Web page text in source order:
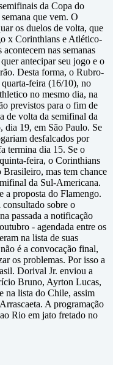
da Copa do
que vem. O
os duelos de volta, que
x Corinthians e Atlético-
nas semanas
antecipar seu jogo e o
Desta forma, o Rubro-
feira (16/10), no
no mesmo dia, na
previstos para o fim de
de volta da semifinal da
dia 19, em São Paulo. Se
desfalcados por
termina dia 15. Se o
feira, o Corinthians
mas tem chance
da Sul-Americana.
a proposta do Flamengo.
sobre o
passada a notificação
- agendada entre os
na lista de suas
é a convocação final,
os problemas. Por isso a
Dorival Jr. enviou a
Bruno, Ayrton Lucas,
na lista do Chile, assim
A programação
Rio em jato fretado no